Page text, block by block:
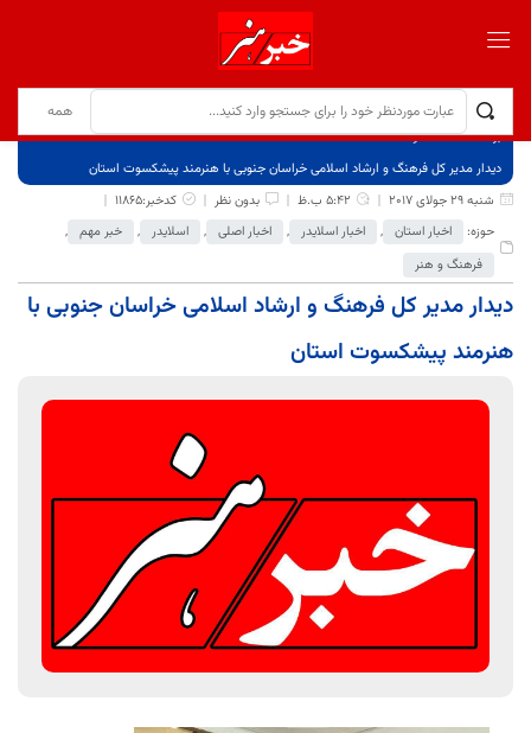
برگ نخست
نوشته‌ها
دیدار مدیر کل فرهنگ و ارشاد اسلامی خراسان جنوبی با هنرمند پیشکسوت استان
شنبه 29 جولای 2017
5:42 ب.ظ بدون نظر
کدخبر:11865
حوزه:
اخبار استان , اخبار اسلایدر , اخبار اصلی , اسلایدر , خبر مهم ,
فرهنگ و هنر
دیدار مدیر کل فرهنگ و ارشاد اسلامی خراسان جنوبی با
هنرمند پیشکسوت استان